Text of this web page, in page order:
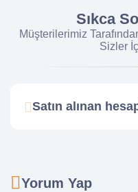
Sıkca
Müşterilerimiz
Sizler
Satın alınan
Yorum Yap